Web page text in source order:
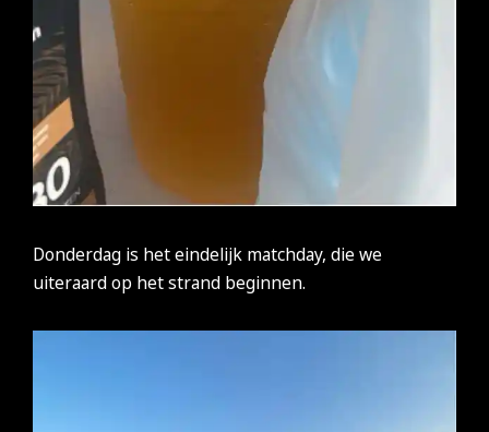
Donderdag is het eindelijk matchday, die we
uiteraard op het strand beginnen.